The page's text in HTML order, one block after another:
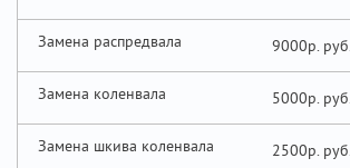
Замена распредвала 9000р.
Замена коленвала 5000р.
Замена шкива коленвала 2500р.